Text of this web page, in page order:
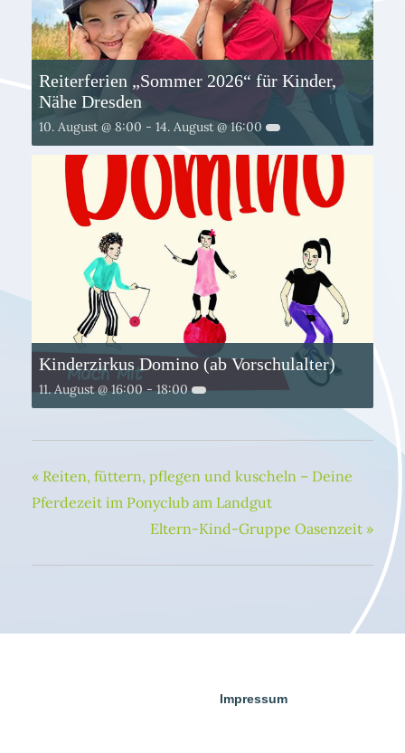
Reiterferien „Sommer 2026“ für Kinder,
Nähe Dresden
10. August @ 8:00 - 14. August @ 16:00
Kinderzirkus Domino (ab Vorschulalter)
11. August @ 16:00-18:00
« Reiten, füttern, pflegen und kuscheln – Deine
Pferdezeit im Ponyclub am Landgut
Eltern-Kind-Gruppe Oasenzeit »
Impressum